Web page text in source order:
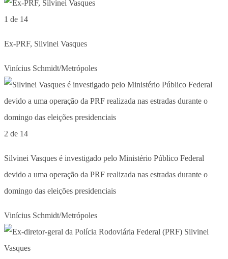
1 de 14
Ex-PRF, Silvinei Vasques
Vinícius Schmidt/Metrópoles
2 de 14
Silvinei Vasques é investigado pelo Ministério Público Federal
devido a uma operação da PRF realizada nas estradas durante o
domingo das eleições presidenciais
Vinícius Schmidt/Metrópoles